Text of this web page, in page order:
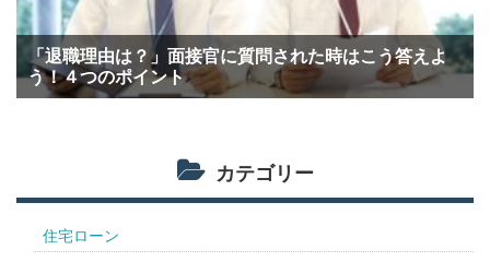
「退職理由は？」面接官に質問された時はこう答えよ
う！４つのポイント
カテゴリー
住宅ローン